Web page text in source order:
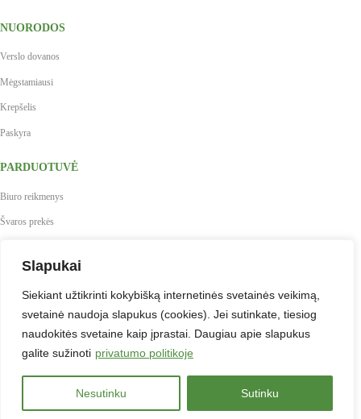
Slapukai
Siekiant užtikrinti kokybišką internetinės svetainės veikimą,
svetainė naudoja slapukus (cookies). Jei sutinkate, tiesiog
naudokitės svetaine kaip įprastai. Daugiau apie slapukus
galite sužinoti privatumo politikoje
Nesutinku Sutinku
NUORODOS
Verslo dovanos
Mėgstamiausi
Krepšelis
Paskyra
PARDUOTUVĖ
Biuro reikmenys
Švaros prekės
Prekės vaikų kūrybai
Antspaudai
Verslo dovanos